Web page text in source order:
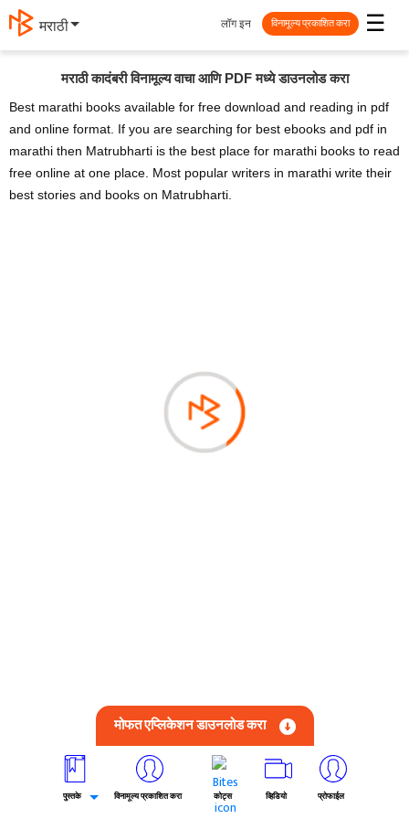
मराठी ☰
लॉग इन विनामूल्य प्रकाशित करा
मराठी कादंबरी विनामूल्य वाचा आणि PDF मध्ये डाउनलोड करा
Best marathi books available for free download and reading in pdf
and online format. If you are searching for best ebooks and pdf in
marathi then Matrubharti is the best place for marathi books to read
free online at one place. Most popular writers in marathi write their
best stories and books on Matrubharti.
मोफत एप्लिकेशन डाउनलोड करा
पुस्तके विनामूल्य प्रकाशित करा कोट्स व्हिडियो प्रोफाईल